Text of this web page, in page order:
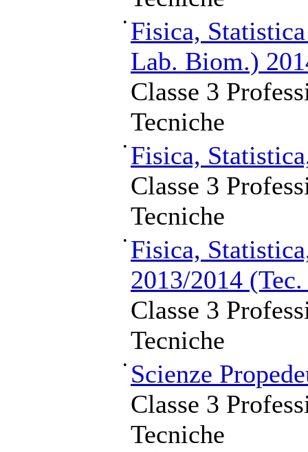
• Fisica,
Lab. Biom.)
Classe 3
Tecniche
• Fisica,
Classe 3
Tecniche
• Fisica,
2013/2014
Classe 3
Tecniche
• Scienze
Classe 3
Tecniche